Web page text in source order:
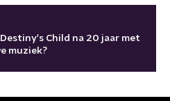
Child na 20 jaar met
muziek?